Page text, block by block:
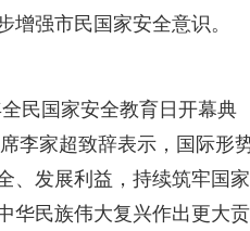
强市民国家安全意识。
民国家安全教育日开幕典
李家超致辞表示，国际形
、发展利益，持续筑牢国家
华民族伟大复兴作出更大贡